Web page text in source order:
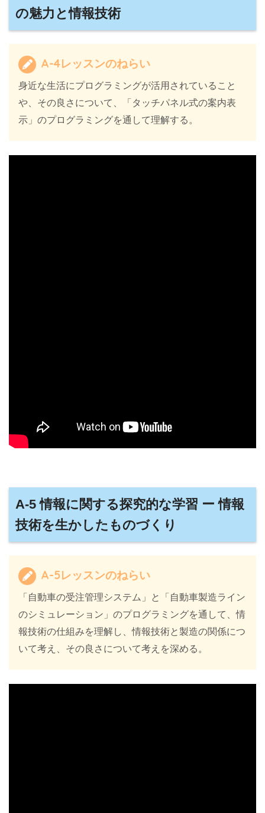
の魅力と情報技術
A-4レッスンのねらい
身近な生活にプログラミングが活用されていること
や、その良さについて、「タッチパネル式の案内表
示」のプログラミングを通して理解する。
A-5 情報に関する探究的な学習 ー 情報
技術を生かしたものづくり
A-5レッスンのねらい
「自動車の受注管理システム」と「自動車製造ライン
のシミュレーション」のプログラミングを通して、情
報技術の仕組みを理解し、情報技術と製造の関係につ
いて考え、その良さについて考えを深める。